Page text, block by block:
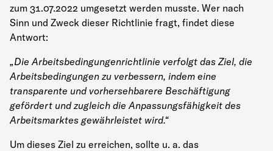
zum 31.07.2022 umgesetzt werden musste. Wer nach
Sinn und Zweck dieser Richtlinie fragt, findet diese
Antwort:
„Die Arbeitsbedingungenrichtlinie verfolgt das Ziel, die
Arbeitsbedingungen zu verbessern, indem eine
transparente und vorhersehbarere Beschäftigung
gefördert und zugleich die Anpassungsfähigkeit des
Arbeitsmarktes gewährleistet wird.“
Um dieses Ziel zu erreichen, sollte u. a. das